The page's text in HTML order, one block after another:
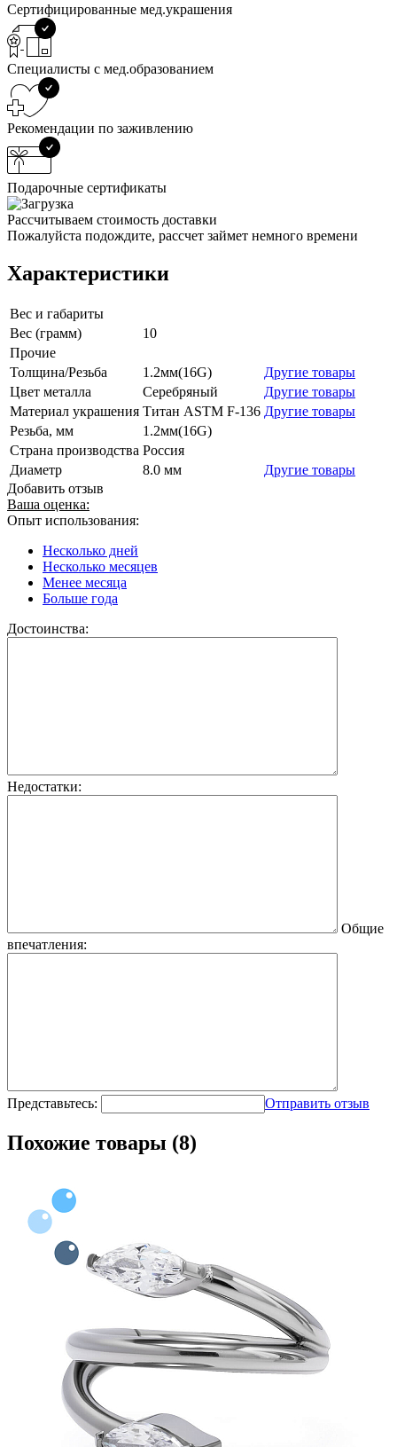
Сертифицированные мед.украшения
Специалисты с мед.образованием
Рекомендации по заживлению
Подарочные сертификаты
Рассчитываем стоимость доставки
Пожалуйста подождите, рассчет займет немного времени
Характеристики
Вес и габариты
Вес (грамм)
10
Прочие
Толщина/Резьба
1.2мм(16G)
Другие товары
Цвет металла
Серебряный
Другие товары
Материал украшения Титан ASTM F-136 Другие товары
Резьба, мм
1.2мм(16G)
Страна производства Россия
Диаметр
8.0 мм
Другие товары
Добавить отзыв
Ваша оценка:
Опыт использования:
Несколько дней
Несколько месяцев
Менее месяца
Больше года
Достоинства:
Недостатки:
Общие
впечатления:
Представьтесь: Отправить отзыв
Похожие товары (8)